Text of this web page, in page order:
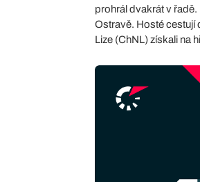
prohrál dvakrát v
Ostravě. Hosté cestují
Lize (ChNL) získali na